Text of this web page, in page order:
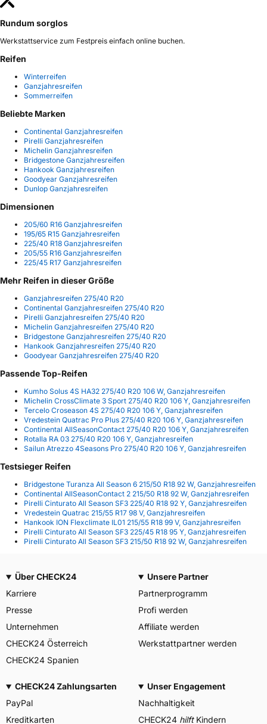
Rundum sorglos
Werkstattservice zum Festpreis einfach online buchen.
Reifen
Winterreifen
Ganzjahresreifen
Sommerreifen
Beliebte Marken
Continental Ganzjahresreifen
Pirelli Ganzjahresreifen
Michelin Ganzjahresreifen
Bridgestone Ganzjahresreifen
Hankook Ganzjahresreifen
Goodyear Ganzjahresreifen
Dunlop Ganzjahresreifen
Dimensionen
205/60 R16 Ganzjahresreifen
195/65 R15 Ganzjahresreifen
225/40 R18 Ganzjahresreifen
205/55 R16 Ganzjahresreifen
225/45 R17 Ganzjahresreifen
Mehr Reifen in dieser Größe
Ganzjahresreifen 275/40 R20
Continental Ganzjahresreifen 275/40 R20
Pirelli Ganzjahresreifen 275/40 R20
Michelin Ganzjahresreifen 275/40 R20
Bridgestone Ganzjahresreifen 275/40 R20
Hankook Ganzjahresreifen 275/40 R20
Goodyear Ganzjahresreifen 275/40 R20
Passende Top-Reifen
Kumho Solus 4S HA32 275/40 R20 106 W, Ganzjahresreifen
Michelin CrossClimate 3 Sport 275/40 R20 106 Y, Ganzjahresreifen
Tercelo Croseason 4S 275/40 R20 106 Y, Ganzjahresreifen
Vredestein Quatrac Pro Plus 275/40 R20 106 Y, Ganzjahresreifen
Continental AllSeasonContact 275/40 R20 106 Y, Ganzjahresreifen
Rotalla RA 03 275/40 R20 106 Y, Ganzjahresreifen
Sailun Atrezzo 4Seasons Pro 275/40 R20 106 Y, Ganzjahresreifen
Testsieger Reifen
Bridgestone Turanza All Season 6 215/50 R18 92 W, Ganzjahresreifen
Continental AllSeasonContact 2 215/50 R18 92 W, Ganzjahresreifen
Pirelli Cinturato All Season SF3 225/40 R18 92 Y, Ganzjahresreifen
Vredestein Quatrac 215/55 R17 98 V, Ganzjahresreifen
Hankook ION Flexclimate IL01 215/55 R18 99 V, Ganzjahresreifen
Pirelli Cinturato All Season SF3 225/45 R18 95 Y, Ganzjahresreifen
Pirelli Cinturato All Season SF3 215/50 R18 92 W, Ganzjahresreifen
Über CHECK24
Karriere
Presse
Unternehmen
CHECK24 Österreich
CHECK24 Spanien
Unsere Partner
Partnerprogramm
Profi werden
Affiliate werden
Werkstattpartner werden
CHECK24 Zahlungsarten
PayPal
Kreditkarten
Unser Engagement
Nachhaltigkeit
CHECK24 hilftKindern